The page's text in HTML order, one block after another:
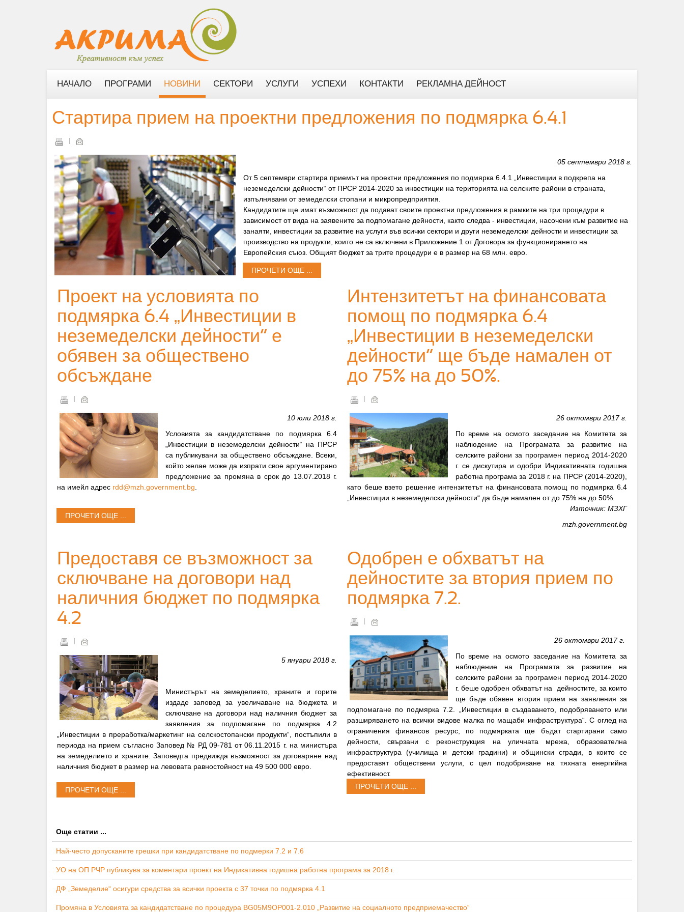
НАЧАЛО ПРОГРАМИ НОВИНИ СЕКТОРИ УСЛУГИ УСПЕХИ КОНТАКТИ РЕКЛАМНА ДЕЙНОСТ
Стартира прием на проектни предложения по подмярка 6.4.1
05 септември 2018 г.
Oт 5 септември стартира приемът на проектни предложения по подмярка 6.4.1 „Инвестиции в подкрепа на
неземеделски дейности“ от ПРСР 2014-2020 за инвестиции на територията на селските райони в страната,
изпълнявани от земеделски стопани и микропредприятия.
Кандидатите ще имат възможност да подават своите проектни предложения в рамките на три процедури в
зависимост от вида на заявените за подпомагане дейности, както следва - инвестиции, насочени към развитие на
занаяти, инвестиции за развитие на услуги във всички сектори и други неземеделски дейности и инвестиции за
производство на продукти, които не са включени в Приложение 1 от Договора за функционирането на
Европейския съюз. Общият бюджет за трите процедури е в размер на 68 млн. евро.
ПРОЧЕТИ ОЩЕ ...
Проект на условията по
подмярка 6.4 „Инвестиции в
неземеделски дейности“ е
обявен за обществено
обсъждане
10 юли 2018 г.
Условията за кандидатстване по подмярка 6.4
„Инвестиции в неземеделски дейности“ на ПРСР
са публикувани за обществено обсъждане. Всеки,
който желае може да изпрати свое аргументирано
предложение за промяна в срок до 13.07.2018 г.
на имейл адрес rdd@mzh.government.bg
ПРОЧЕТИ ОЩЕ ...
Интензитетът на финансовата
помощ по подмярка 6.4
„Инвестиции в неземеделски
дейности“ ще бъде намален от
до 75% на до 50%.
26 октомври 2017 г.
По време на осмото заседание на Комитета за
наблюдение на Програмата за развитие на
селските райони за програмен период 2014-2020
г. се дискутира и одобри Индикативната годишна
работна програма за 2018 г. на ПРСР (2014-2020),
като беше взето решение интензитетът на финансовата помощ по подмярка 6.4
„Инвестиции в неземеделски дейности“ да бъде намален от до 75% на до 50%.
Източник: МЗХГ
mzh.government.bg
Предоставя се възможност за
сключване на договори над
наличния бюджет по подмярка
4.2
5 януари 2018 г.
Министърът на земеделието, храните и горите
издаде заповед за увеличаване на бюджета и
сключване на договори над наличния бюджет за
заявления за подпомагане по подмярка 4.2
„Инвестиции в преработка/маркетинг на селскостопански продукти“, постъпили в
периода на прием съгласно Заповед № РД 09-781 от 06.11.2015 г. на министъра
на земеделието и храните. Заповедта предвижда възможност за договаряне над
наличния бюджет в размер на левовата равностойност на 49 500 000 евро.
ПРОЧЕТИ ОЩЕ ...
Одобрен е обхватът на
дейностите за втория прием по
подмярка 7.2.
26 октомври 2017 г.
По време на осмото заседание на Комитета за
наблюдение на Програмата за развитие на
селските райони за програмен период 2014-2020
г. беше одобрен обхватът на дейностите, за които
ще бъде обявен втория прием на заявления за
подпомагане по подмярка 7.2. „Инвестиции в създаването, подобряването или
разширяването на всички видове малка по мащаби инфраструктура“. С оглед на
ограничения финансов ресурс, по подмярката ще бъдат стартирани само
дейности, свързани с реконструкция на уличната мрежа, образователна
инфраструктура (училища и детски градини) и общински сгради, в които се
предоставят обществени услуги, с цел подобряване на тяхната енергийна
ефективност.
ПРОЧЕТИ ОЩЕ ...
Още статии ...
Най-често допусканите грешки при кандидатстване по подмерки 7.2 и 7.6
УО на ОП РЧР публикува за коментари проект на Индикативна годишна работна програма за 2018 г.
ДФ „Земеделие“ осигури средства за всички проекта с 37 точки по подмярка 4.1
Промяна в Условията за кандидатстване по процедура BG05M9OP001-2.010 „Развитие на социалното предприемачество“